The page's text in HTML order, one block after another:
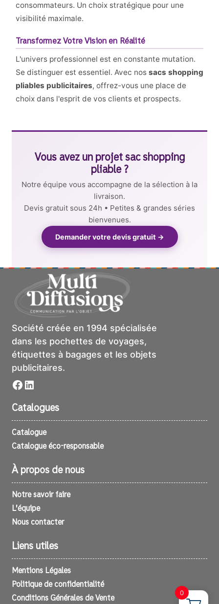
consommateurs. Un choix stratégique pour une
visibilité maximale.
Transformez Votre Vision en Réalité
L'univers professionnel est en constante mutation.
Se distinguer est essentiel. Avec nos sacs shopping
pliables publicitaires, offrez-vous une place de
choix dans l'esprit de vos clients et prospects.
Vous avez un projet sac shopping
pliable ?
Notre équipe vous accompagne de la sélection à la
livraison.
Devis gratuit sous 24h • Petites & grandes séries
bienvenues.
Demander votre devis gratuit →
Société créée en 1994 spécialisée
dans les pochettes de voyages,
étiquettes à bagages et les objets
publicitaires.
Facebook
LinkedIn
Catalogues
Catalogue
Catalogue éco-responsable
À propos de nous
Notre savoir faire
L’équipe
Nous contacter
Liens utiles
Mentions Légales
Politique de confidentialité
Conditions Générales de Vente
0